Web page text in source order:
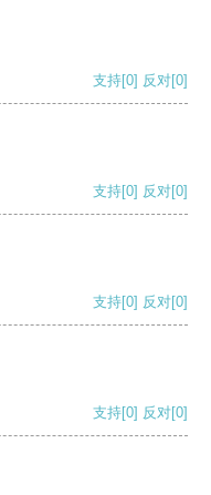
支持[0] 反对[0]
支持[0] 反对[0]
支持[0] 反对[0]
支持[0] 反对[0]